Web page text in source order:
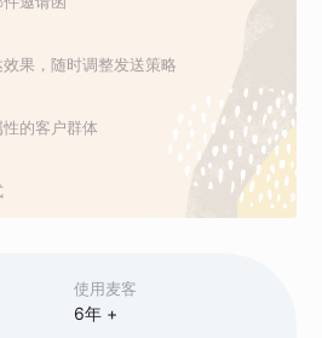
使用麦客
6年 +
果，随时调整发送策略
的客户群体